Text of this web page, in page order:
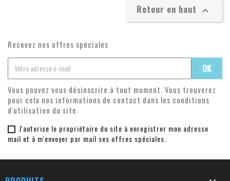
Retour en haut 
Recevez nos offres spéciales
Vous pouvez vous désinscrire à tout moment. Vous trouverez
pour cela nos informations de contact dans les conditions
d'utilisation du site.
J'autorise le propriétaire du site à enregistrer mon adresse
mail et à m'envoyer par mail ses offres spéciales.